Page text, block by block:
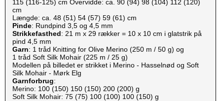
115 (116-125) cm Overvidde: ca. 90 (94) 98 (104) 112 (120)
cm
Længde: ca. 48 (51) 54 (57) 59 (61) cm
Pinde: Rundpind 3,5 og 4,5 mm
Strikkefasthed: 21 m x 29 rækker = 10 x 10 cm i glatstrik på
pind 4,5 mm
Garn: 1 tråd Knitting for Olive Merino (250 m / 50 g) og
1 tråd Soft Silk Mohair (225 m / 25 g)
Modellen på billedet er strikket i Merino - Hasselnød og Soft
Silk Mohair - Mørk Elg
Garnforbrug:
Merino: 100 (150) 150 (150) 200 (200) g
Soft Silk Mohair: 75 (75) 100 (100) 100 (150) g